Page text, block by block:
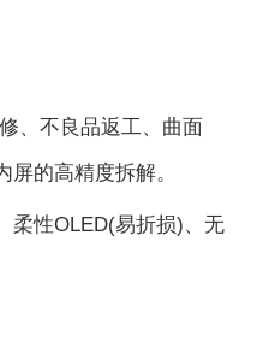
、不良品返工、曲面
的高精度拆解。
柔性OLED(易折损)、无